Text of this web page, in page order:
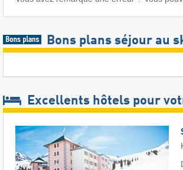
Bons plans séjour au
Excellents hôtels pour